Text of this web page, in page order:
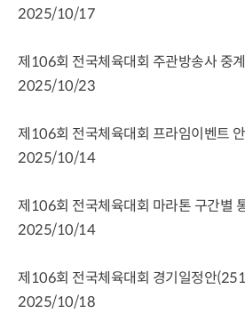
2025/10/17
제106회 전국체육대회 주관방송사 중
2025/10/23
제106회 전국체육대회 프라임이벤트
2025/10/14
제106회 전국체육대회 마라톤 구간별
2025/10/14
제106회 전국체육대회 경기일정안
2025/10/18